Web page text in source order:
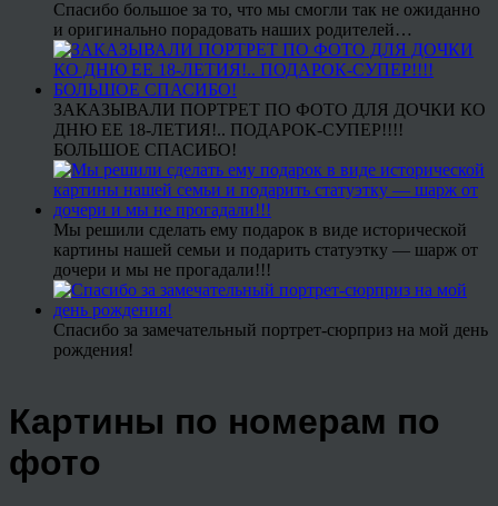
Спасибо большое за то, что мы смогли так не ожиданно
и оригинально порадовать наших родителей…
ЗАКАЗЫВАЛИ ПОРТРЕТ ПО ФОТО ДЛЯ ДОЧКИ КО
ДНЮ ЕЕ 18-ЛЕТИЯ!.. ПОДАРОК-СУПЕР!!!!
БОЛЬШОЕ СПАСИБО!
Мы решили сделать ему подарок в виде исторической
картины нашей семьи и подарить статуэтку — шарж от
дочери и мы не прогадали!!!
Спасибо за замечательный портрет-сюрприз на мой день
рождения!
Картины по номерам по
фото